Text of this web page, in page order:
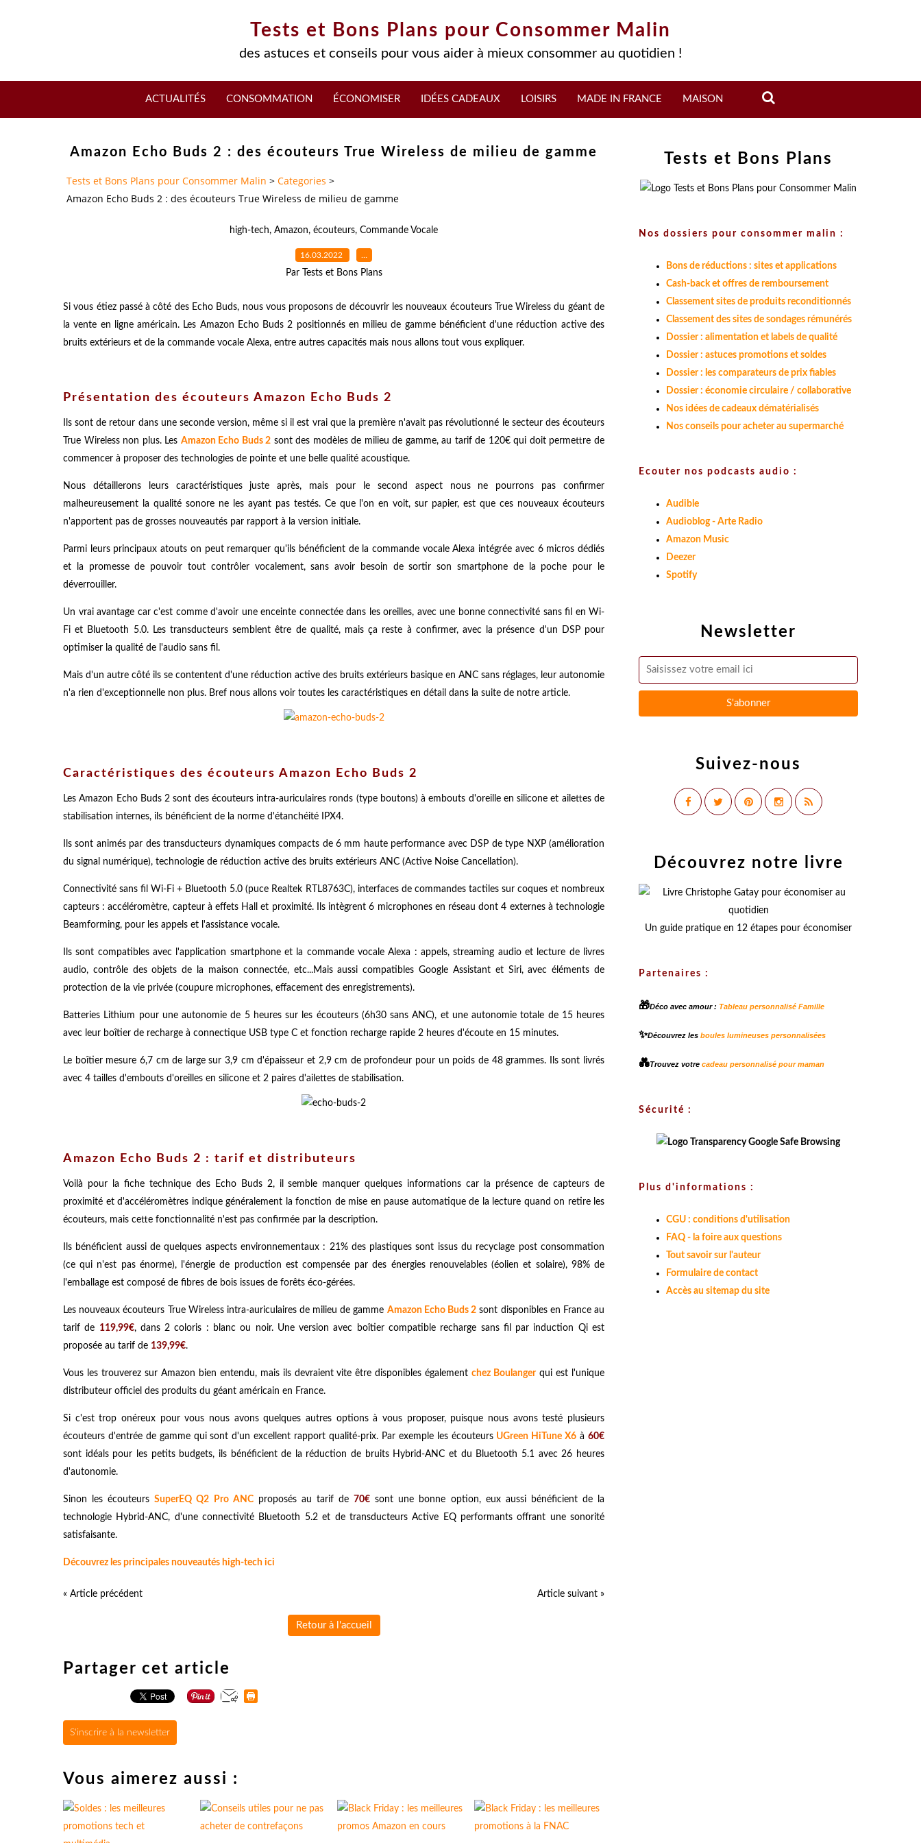
Tests et Bons Plans pour Consommer Malin
des astuces et conseils pour vous aider à mieux consommer au quotidien !
ACTUALITÉS CONSOMMATION ÉCONOMISER IDÉES CADEAUX LOISIRS MADE IN FRANCE MAISON
Amazon Echo Buds 2 : des écouteurs True Wireless de milieu de gamme
Tests et Bons Plans pour Consommer Malin > Categories >
Amazon Echo Buds 2 : des écouteurs True Wireless de milieu de gamme
high-tech, Amazon, écouteurs, Commande Vocale
16.03.2022 …
Par Tests et Bons Plans
Si vous étiez passé à côté des Echo Buds, nous vous proposons de découvrir les nouveaux écouteurs True Wireless du géant de
la vente en ligne américain. Les Amazon Echo Buds 2 positionnés en milieu de gamme bénéficient d'une réduction active des
bruits extérieurs et de la commande vocale Alexa, entre autres capacités mais nous allons tout vous expliquer.
Présentation des écouteurs Amazon Echo Buds 2
Ils sont de retour dans une seconde version, même si il est vrai que la première n'avait pas révolutionné le secteur des écouteurs
True Wireless non plus. Les Amazon Echo Buds 2 sont des modèles de milieu de gamme, au tarif de 120€ qui doit permettre de
commencer à proposer des technologies de pointe et une belle qualité acoustique.
Nous détaillerons leurs caractéristiques juste après, mais pour le second aspect nous ne pourrons pas confirmer
malheureusement la qualité sonore ne les ayant pas testés. Ce que l'on en voit, sur papier, est que ces nouveaux écouteurs
n'apportent pas de grosses nouveautés par rapport à la version initiale.
Parmi leurs principaux atouts on peut remarquer qu'ils bénéficient de la commande vocale Alexa intégrée avec 6 micros dédiés
et la promesse de pouvoir tout contrôler vocalement, sans avoir besoin de sortir son smartphone de la poche pour le
déverrouiller.
Un vrai avantage car c'est comme d'avoir une enceinte connectée dans les oreilles, avec une bonne connectivité sans fil en Wi-
Fi et Bluetooth 5.0. Les transducteurs semblent être de qualité, mais ça reste à confirmer, avec la présence d'un DSP pour
optimiser la qualité de l'audio sans fil.
Mais d'un autre côté ils se contentent d'une réduction active des bruits extérieurs basique en ANC sans réglages, leur autonomie
n'a rien d'exceptionnelle non plus. Bref nous allons voir toutes les caractéristiques en détail dans la suite de notre article.
Caractéristiques des écouteurs Amazon Echo Buds 2
Les Amazon Echo Buds 2 sont des écouteurs intra-auriculaires ronds (type boutons) à embouts d'oreille en silicone et ailettes de
stabilisation internes, ils bénéficient de la norme d'étanchéité IPX4.
Ils sont animés par des transducteurs dynamiques compacts de 6 mm haute performance avec DSP de type NXP (amélioration
du signal numérique), technologie de réduction active des bruits extérieurs ANC (Active Noise Cancellation).
Connectivité sans fil Wi-Fi + Bluetooth 5.0 (puce Realtek RTL8763C), interfaces de commandes tactiles sur coques et nombreux
capteurs : accéléromètre, capteur à effets Hall et proximité. Ils intègrent 6 microphones en réseau dont 4 externes à technologie
Beamforming, pour les appels et l'assistance vocale.
Ils sont compatibles avec l'application smartphone et la commande vocale Alexa : appels, streaming audio et lecture de livres
audio, contrôle des objets de la maison connectée, etc...Mais aussi compatibles Google Assistant et Siri, avec éléments de
protection de la vie privée (coupure microphones, effacement des enregistrements).
Batteries Lithium pour une autonomie de 5 heures sur les écouteurs (6h30 sans ANC), et une autonomie totale de 15 heures
avec leur boîtier de recharge à connectique USB type C et fonction recharge rapide 2 heures d'écoute en 15 minutes.
Le boîtier mesure 6,7 cm de large sur 3,9 cm d'épaisseur et 2,9 cm de profondeur pour un poids de 48 grammes. Ils sont livrés
avec 4 tailles d'embouts d'oreilles en silicone et 2 paires d'ailettes de stabilisation.
Amazon Echo Buds 2 : tarif et distributeurs
Voilà pour la fiche technique des Echo Buds 2, il semble manquer quelques informations car la présence de capteurs de
proximité et d'accéléromètres indique généralement la fonction de mise en pause automatique de la lecture quand on retire les
écouteurs, mais cette fonctionnalité n'est pas confirmée par la description.
Ils bénéficient aussi de quelques aspects environnementaux : 21% des plastiques sont issus du recyclage post consommation
(ce qui n'est pas énorme), l'énergie de production est compensée par des énergies renouvelables (éolien et solaire), 98% de
l'emballage est composé de fibres de bois issues de forêts éco-gérées.
Les nouveaux écouteurs True Wireless intra-auriculaires de milieu de gamme Amazon Echo Buds 2 sont disponibles en France au
tarif de 119,99€, dans 2 coloris : blanc ou noir. Une version avec boîtier compatible recharge sans fil par induction Qi est
proposée au tarif de 139,99€.
Vous les trouverez sur Amazon bien entendu, mais ils devraient vite être disponibles égalementchez Boulangerqui est l'unique
distributeur officiel des produits du géant américain en France.
Si c'est trop onéreux pour vous nous avons quelques autres options à vous proposer, puisque nous avons testé plusieurs
écouteurs d'entrée de gamme qui sont d'un excellent rapport qualité-prix. Par exemple les écouteurs UGreen HiTune X6 à60€
sont idéals pour les petits budgets, ils bénéficient de la réduction de bruits Hybrid-ANC et du Bluetooth 5.1 avec 26 heures
d'autonomie.
Sinon les écouteursSuperEQ Q2 Pro ANCproposés au tarif de 70€ sont une bonne option, eux aussi bénéficient de la
technologie Hybrid-ANC, d'une connectivité Bluetooth 5.2 et de transducteurs Active EQ performants offrant une sonorité
satisfaisante.
Découvrez les principales nouveautés high-tech ici
« Article précédent Article suivant »
Retour à l'accueil
Partager cet article
S'inscrire à la newsletter
Vous aimerez aussi :
Newsletter
Suivez-nous
Tests et Bons Plans
Nos dossiers pour consommer malin :
Bons de réductions : sites et applications
Cash-back et offres de remboursement
Classement sites de produits reconditionnés
Classement des sites de sondages rémunérés
Dossier : alimentation et labels de qualité
Dossier : astuces promotions et soldes
Dossier : les comparateurs de prix fiables
Dossier : économie circulaire / collaborative
Nos idées de cadeaux dématérialisés
Nos conseils pour acheter au supermarché
Ecouter nos podcasts audio :
Audible
Audioblog - Arte Radio
Amazon Music
Deezer
Spotify
Découvrez notre livre
Un guide pratique en 12 étapes pour économiser
Partenaires :
🎁Déco avec amour : Tableau personnalisé Famille
✨Découvrez les boules lumineuses personnalisées
💑Trouvez votre cadeau personnalisé pour maman
Sécurité :
Plus d'informations :
CGU : conditions d'utilisation
FAQ - la foire aux questions
Tout savoir sur l'auteur
Formulaire de contact
Accès au sitemap du site